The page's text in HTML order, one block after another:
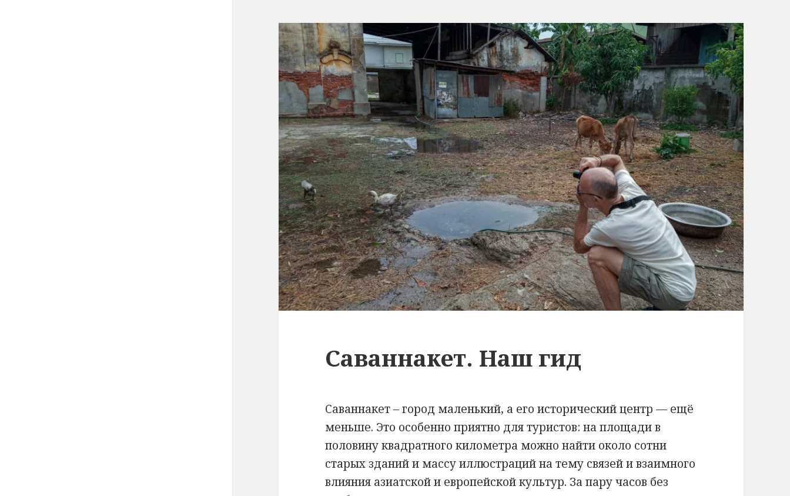
Саваннакет. Наш гид
Саваннакет – город маленький, а его исторический центр — ещё
меньше. Это особенно приятно для туристов: на площади в
половину квадратного километра можно найти около сотни
старых зданий и массу иллюстраций на тему связей и взаимного
влияния азиатской и европейской культур. За пару часов без